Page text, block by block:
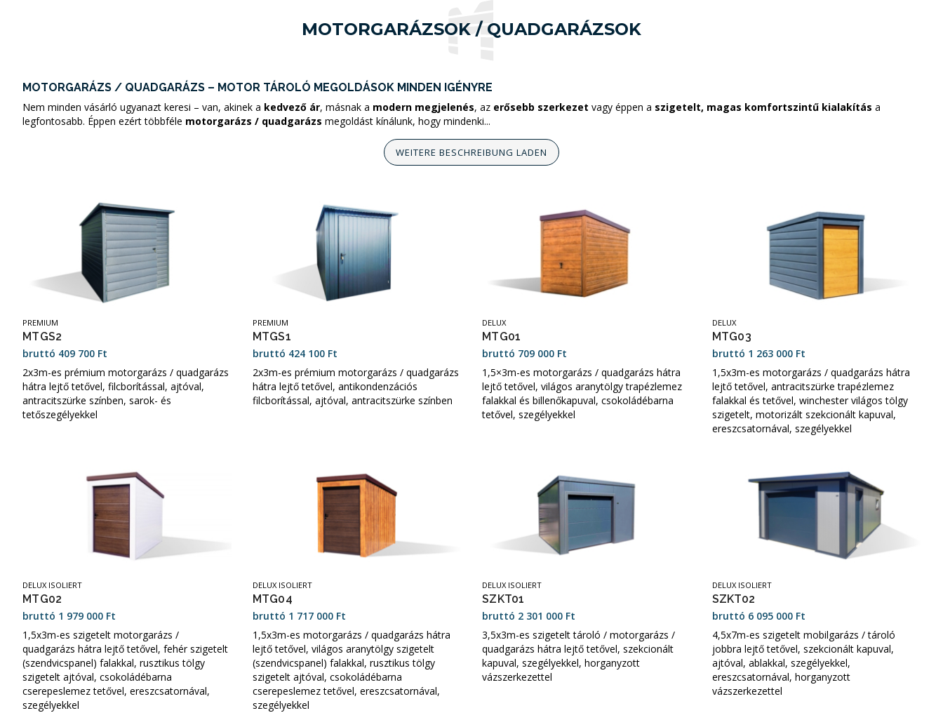
MOTORGARÁZSOK / QUADGARÁZSOK
MOTORGARÁZS / QUADGARÁZS – MOTOR TÁROLÓ MEGOLDÁSOK MINDEN IGÉNYRE
Nem minden vásárló ugyanazt keresi – van, akinek a kedvező ár, másnak a modern megjelenés, az erősebb szerkezet vagy éppen a szigetelt, magas komfortszintű kialakítás a
legfontosabb. Éppen ezért többféle motorgarázs / quadgarázs megoldást kínálunk, hogy mindenki...
WEITERE BESCHREIBUNG LADEN
PREMIUM
MTGS2
bruttó 409 700 Ft
2x3m-es prémium motorgarázs / quadgarázs
hátra lejtő tetővel, filcborítással, ajtóval,
antracitszürke színben, sarok- és
tetőszegélyekkel
PREMIUM
MTGS1
bruttó 424 100 Ft
2x3m-es prémium motorgarázs / quadgarázs
hátra lejtő tetővel, antikondenzációs
filcborítással, ajtóval, antracitszürke színben
DELUX
MTG01
bruttó 709 000 Ft
1,5×3m-es motorgarázs / quadgarázs hátra
lejtő tetővel, világos aranytölgy trapézlemez
falakkal és billenőkapuval, csokoládébarna
tetővel, szegélyekkel
DELUX
MTG03
bruttó 1 263 000 Ft
1,5x3m-es motorgarázs / quadgarázs hátra
lejtő tetővel, antracitszürke trapézlemez
falakkal és tetővel, winchester világos tölgy
szigetelt, motorizált szekcionált kapuval,
ereszcsatornával, szegélyekkel
DELUX ISOLIERT
MTG02
bruttó 1 979 000 Ft
1,5x3m-es szigetelt motorgarázs /
quadgarázs hátra lejtő tetővel, fehér szigetelt
(szendvicspanel) falakkal, rusztikus tölgy
szigetelt ajtóval, csokoládébarna
cserepeslemez tetővel, ereszcsatornával,
szegélyekkel
DELUX ISOLIERT
MTG04
bruttó 1 717 000 Ft
1,5x3m-es motorgarázs / quadgarázs hátra
lejtő tetővel, világos aranytölgy szigetelt
(szendvicspanel) falakkal, rusztikus tölgy
szigetelt ajtóval, csokoládébarna
cserepeslemez tetővel, ereszcsatornával,
szegélyekkel
DELUX ISOLIERT
SZKT01
bruttó 2 301 000 Ft
3,5x3m-es szigetelt tároló / motorgarázs /
quadgarázs hátra lejtő tetővel, szekcionált
kapuval, szegélyekkel, horganyzott
vázszerkezettel
DELUX ISOLIERT
SZKT02
bruttó 6 095 000 Ft
4,5x7m-es szigetelt mobilgarázs / tároló
jobbra lejtő tetővel, szekcionált kapuval,
ajtóval, ablakkal, szegélyekkel,
ereszcsatornával, horganyzott
vázszerkezettel